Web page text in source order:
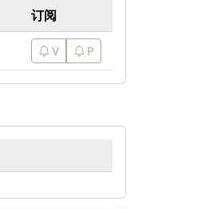
订阅
V P